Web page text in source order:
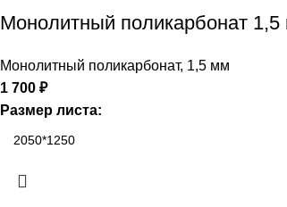
Монолитный поликарбонат
Монолитный поликарбонат, 1,5 мм
1 700 ₽
Размер листа: